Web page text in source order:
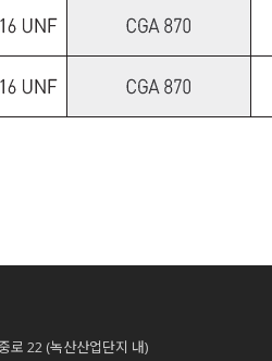
로 22 (녹산산업단지 내)